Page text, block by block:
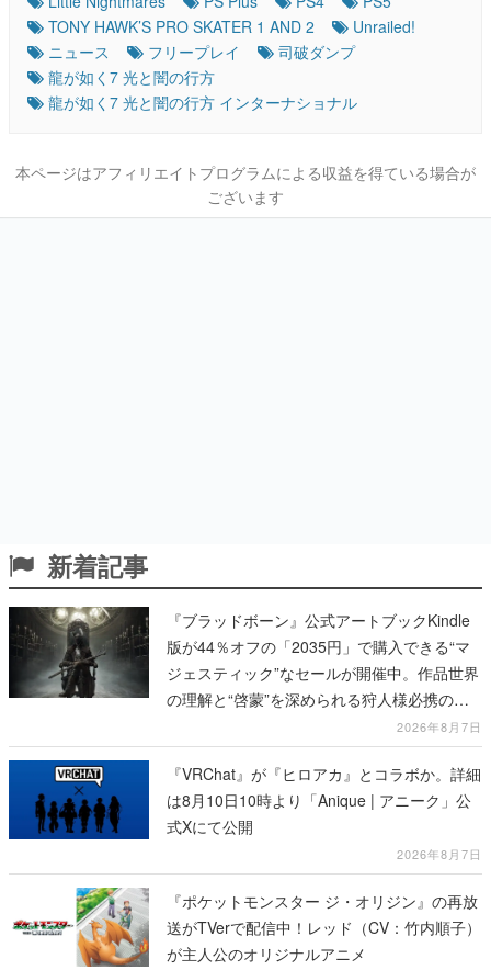
TONY HAWK’S PRO SKATER 1 AND 2
Unrailed!
ニュース
フリープレイ
司破ダンプ
龍が如く7 光と闇の行方
龍が如く7 光と闇の行方 インターナショナル
本ページはアフィリエイトプログラムによる収益を得ている場合が
ございます
新着記事
『ブラッドボーン』公式アートブックKindle
版が44％オフの「2035円」で購入できる“マ
ジェスティック”なセールが開催中。作品世界
の理解と“啓蒙”を深められる狩人様必携の一
2026年8月7日
『VRChat』が『ヒロアカ』とコラボか。詳細
は8月10日10時より「Anique | アニーク」公
式Xにて公開
2026年8月7日
『ポケットモンスター ジ・オリジン』の再放
送がTVerで配信中！レッド（CV：竹内順子）
が主人公のオリジナルアニメ